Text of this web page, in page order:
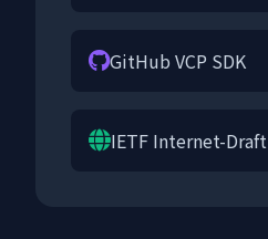
GitHub VCP SDK
IETF Internet-Draft